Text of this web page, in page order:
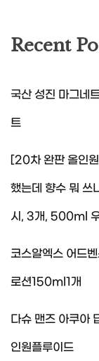
Recent
국산 성진 마그네
트
[20차 완판 올인
했는데 향수 뭐 쓰
시, 3개, 500ml
코스알엑스 어드
로션150ml1개
다슈 맨즈 아쿠아
인원플루이드